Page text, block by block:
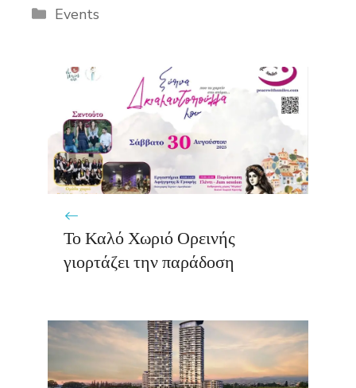
Categories
Events
Το Καλό Χωριό Ορεινής
γιορτάζει την παράδοση